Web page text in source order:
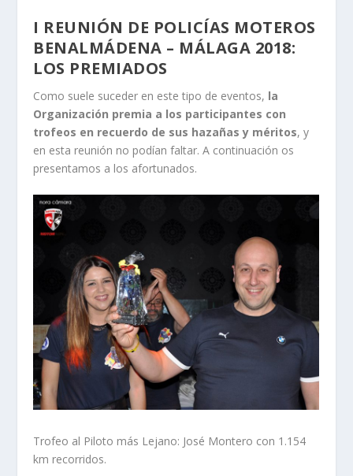
I REUNIÓN DE POLICÍAS MOTEROS
BENALMÁDENA – MÁLAGA 2018:
LOS PREMIADOS
Como suele suceder en este tipo de eventos, la
Organización premia a los participantes con
trofeos en recuerdo de sus hazañas y méritos, y
en esta reunión no podían faltar. A continuación os
presentamos a los afortunados.
Trofeo al Piloto más Lejano: José Montero con 1.154
km recorridos.